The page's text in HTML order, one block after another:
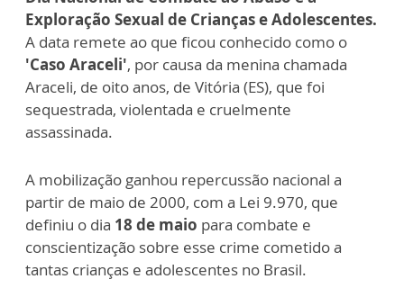
Exploração Sexual de Crianças e Adolescentes.
A data remete ao que ficou conhecido como o
'Caso Araceli', por causa da menina chamada
Araceli, de oito anos, de Vitória (ES), que foi
sequestrada, violentada e cruelmente
assassinada.
A mobilização ganhou repercussão nacional a
partir de maio de 2000, com a Lei 9.970, que
definiu o dia 18 de maio para combate e
conscientização sobre esse crime cometido a
tantas crianças e adolescentes no Brasil.